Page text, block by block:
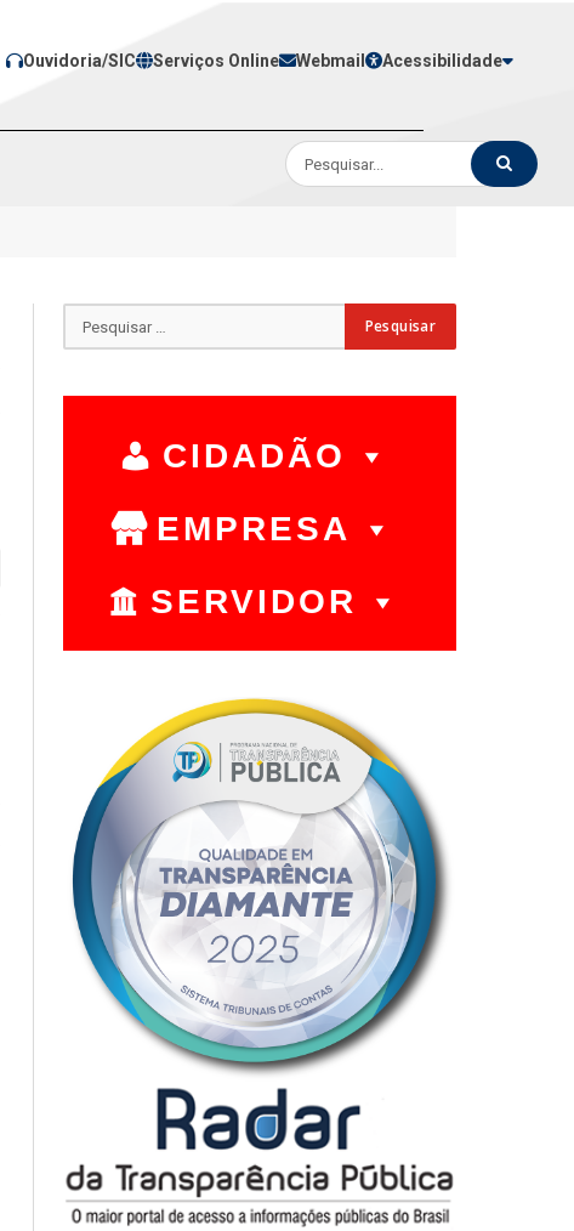
Ouvidoria/SIC Serviços Online Webmail Acessibilidade
CIDADÃO
EMPRESA
SERVIDOR